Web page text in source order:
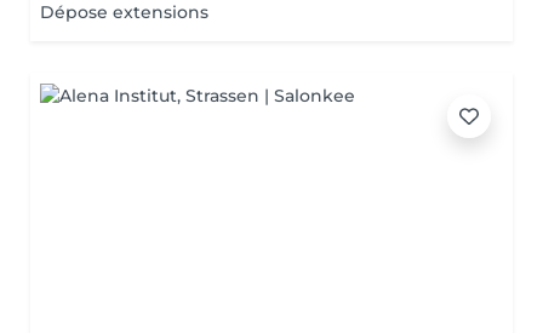
Dépose extensions